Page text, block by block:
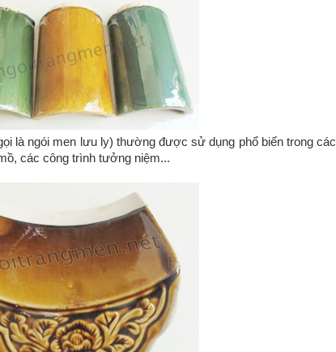
là ngói men lưu ly) thường được sử dụng phổ biến trong các
các công trình tưởng niệm...